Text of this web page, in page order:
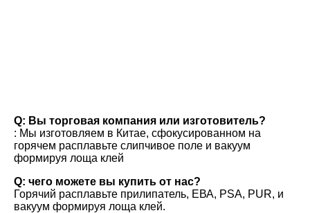
Q: Вы торговая компания или изготовитель?
: Мы изготовляем в Китае, сфокусированном на
горячем расплавьте слипчивое поле и вакуум
формируя лоща клей
Q: чего можете вы купить от нас?
Горячий расплавьте прилипатель, ЕВА, PSA, PUR, и
вакуум формируя лоща клей.